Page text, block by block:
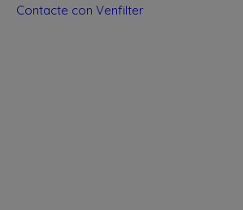
Contacte con Venfilter